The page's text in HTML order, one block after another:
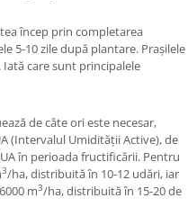
încep prin completarea
5-10 zile după plantare. Prașilele
Iată care sunt principalele
de câte ori este necesar,
(Intervalul Umidității Active), de
în perioada fructificării. Pentru
3/ha, distribuită în 10-12 udări, iar
m3/ha, distribuită în 15-20 de